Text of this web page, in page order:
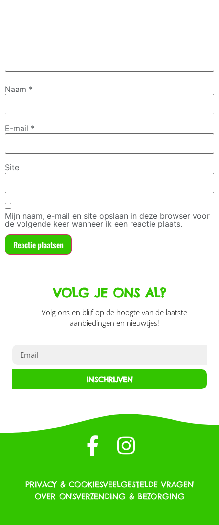
Naam *
E-mail *
Site
Mijn naam, e-mail en site opslaan in deze browser voor
de volgende keer wanneer ik een reactie plaats.
VOLG JE ONS AL?
Volg ons en blijf op de hoogte van de laatste
aanbiedingen en nieuwtjes!
INSCHRIJVEN
PRIVACY & COOKIESVEELGESTELDE VRAGEN
OVER ONSVERZENDING & BEZORGING